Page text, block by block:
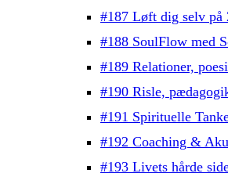
#187 Løft dig selv på
#188 SoulFlow med
#189 Relationer,
#190 Risle,
#191 Spirituelle
#192 Coaching &
#193 Livets hårde